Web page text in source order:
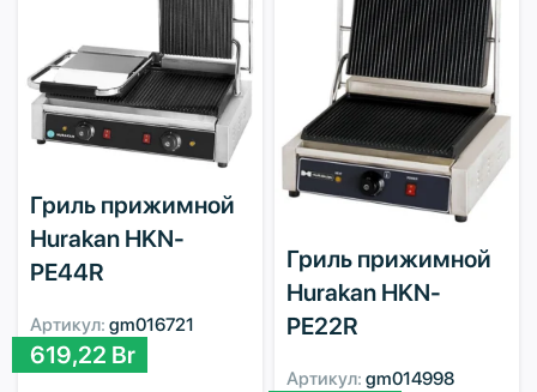
Гриль прижимной
Hurakan HKN-
PE44R
Артикул: gm016721
619,22 Br
Гриль прижимной
Hurakan HKN-
PE22R
Артикул: gm014998